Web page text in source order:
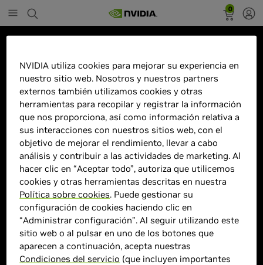
0
Tarjeta de Video PNY NVIDIA
GeForce RTX 4060 Ti 8GB XLR8
Gaming VERTO EPIC-X RGB
Triple Fan DLSS 3, 8GB 128-bit
GDDR6, PCI Express 4.0
NVIDIA utiliza cookies para mejorar su experiencia en
nuestro sitio web. Nosotros y nuestros partners
externos también utilizamos cookies y otras
herramientas para recopilar y registrar la información
que nos proporciona, así como información relativa a
sus interacciones con nuestros sitios web, con el
objetivo de mejorar el rendimiento, llevar a cabo
análisis y contribuir a las actividades de marketing. Al
hacer clic en “Aceptar todo”, autoriza que utilicemos
cookies y otras herramientas descritas en nuestra
Política sobre cookies. Puede gestionar su
configuración de cookies haciendo clic en
“Administrar configuración”. Al seguir utilizando este
sitio web o al pulsar en uno de los botones que
aparecen a continuación, acepta nuestras
Condiciones del servicio (que incluyen importantes